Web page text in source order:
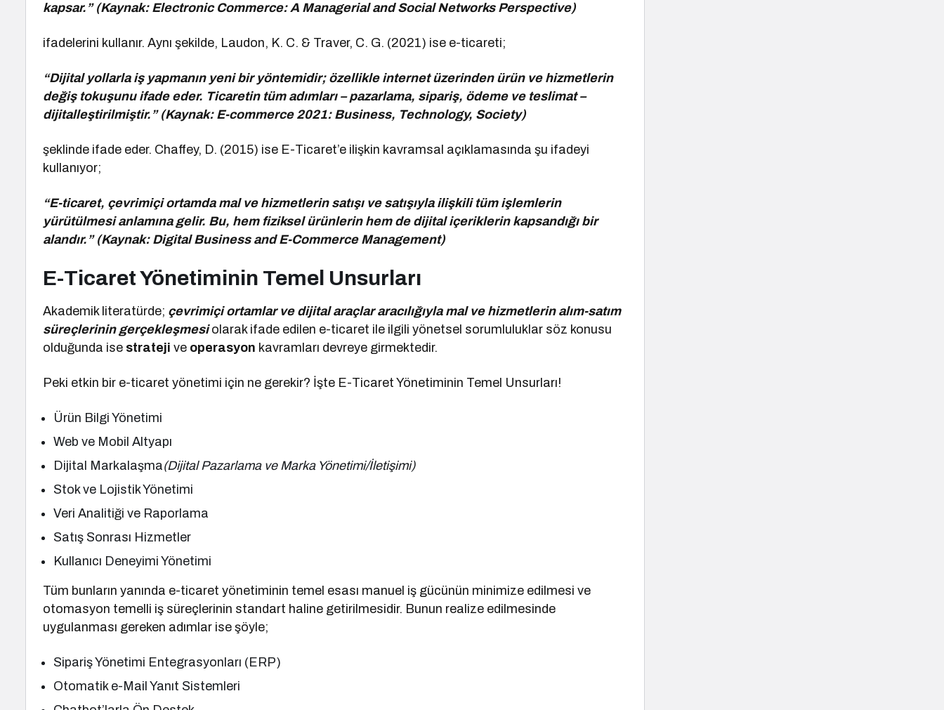
kapsar.” (Kaynak: Electronic Commerce: A Managerial and Social Networks Perspective)
ifadelerini kullanır. Aynı şekilde, Laudon, K. C. & Traver, C. G. (2021) ise e-ticareti;
“Dijital yollarla iş yapmanın yeni bir yöntemidir; özellikle internet üzerinden ürün ve hizmetlerin
değiş tokuşunu ifade eder. Ticaretin tüm adımları – pazarlama, sipariş, ödeme ve teslimat –
dijitalleştirilmiştir.” (Kaynak: E-commerce 2021: Business, Technology, Society)
şeklinde ifade eder. Chaffey, D. (2015) ise E-Ticaret’e ilişkin kavramsal açıklamasında şu ifadeyi
kullanıyor;
“E-ticaret, çevrimiçi ortamda mal ve hizmetlerin satışı ve satışıyla ilişkili tüm işlemlerin
yürütülmesi anlamına gelir. Bu, hem fiziksel ürünlerin hem de dijital içeriklerin kapsandığı bir
alandır.” (Kaynak: Digital Business and E-Commerce Management)
E-Ticaret Yönetiminin Temel Unsurları
Akademik literatürde; çevrimiçi ortamlar ve dijital araçlar aracılığıyla mal ve hizmetlerin alım-satım
süreçlerinin gerçekleşmesi olarak ifade edilen e-ticaret ile ilgili yönetsel sorumluluklar söz konusu
olduğunda ise strateji ve operasyon kavramları devreye girmektedir.
Peki etkin bir e-ticaret yönetimi için ne gerekir? İşte E-Ticaret Yönetiminin Temel Unsurları!
Ürün Bilgi Yönetimi
Web ve Mobil Altyapı
Dijital Markalaşma(Dijital Pazarlama ve Marka Yönetimi/İletişimi)
Stok ve Lojistik Yönetimi
Veri Analitiği ve Raporlama
Satış Sonrası Hizmetler
Kullanıcı Deneyimi Yönetimi
Tüm bunların yanında e-ticaret yönetiminin temel esası manuel iş gücünün minimize edilmesi ve
otomasyon temelli iş süreçlerinin standart haline getirilmesidir. Bunun realize edilmesinde
uygulanması gereken adımlar ise şöyle;
Sipariş Yönetimi Entegrasyonları (ERP)
Otomatik e-Mail Yanıt Sistemleri